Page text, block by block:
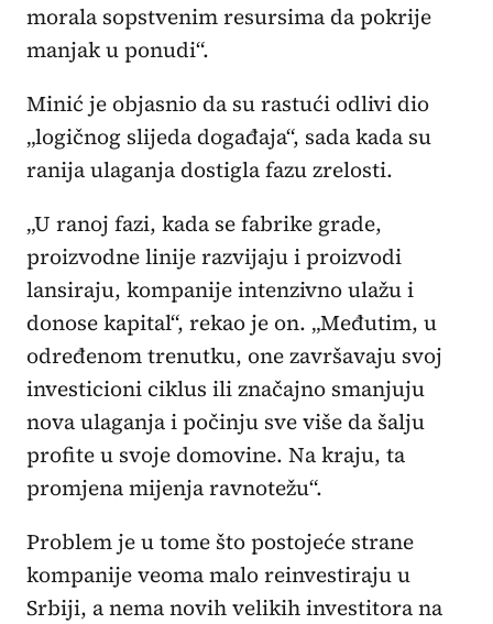
morala sopstvenim resursima da pokrije
manjak u ponudi“.
Minić je objasnio da su rastući odlivi dio
„logičnog slijeda događaja“, sada kada su
ranija ulaganja dostigla fazu zrelosti.
„U ranoj fazi, kada se fabrike grade,
proizvodne linije razvijaju i proizvodi
lansiraju, kompanije intenzivno ulažu i
donose kapital“, rekao je on. „Međutim, u
određenom trenutku, one završavaju svoj
investicioni ciklus ili značajno smanjuju
nova ulaganja i počinju sve više da šalju
profite u svoje domovine. Na kraju, ta
promjena mijenja ravnotežu“.
Problem je u tome što postojeće strane
kompanije veoma malo reinvestiraju u
Srbiji, a nema novih velikih investitora na